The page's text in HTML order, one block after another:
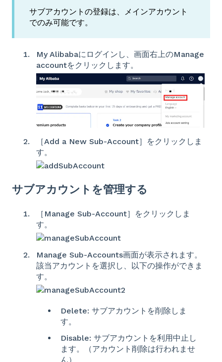
サブアカウントの登録は、メインアカウント
でのみ可能です。
My Alibabaにログインし、画面右上のManage
accountをクリックします。
［Add a New Sub-Account］をクリックしま
す。
サブアカウントを管理する
［Manage Sub-Account］をクリックしま
す。
Manage Sub-Accounts画面が表示されます。
該当アカウントを選択し、以下の操作ができま
す。
Delete: サブアカウントを削除しま
す。
Disable: サブアカウントを利用中止し
ます。（アカウント削除は行われませ
ん）